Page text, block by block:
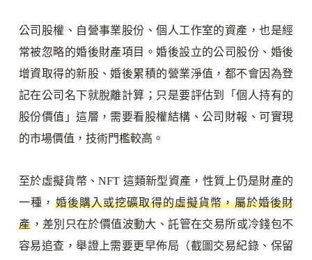
公司股權、自營事業股份、個人工作室的資產，也是經
常被忽略的婚後財產項目。婚後設立的公司股份、婚後
增資取得的新股、婚後累積的營業淨值，都不會因為登
記在公司名下就脫離計算；只是要評估到「個人持有的
股份價值」這層，需要看股權結構、公司財報、可實現
的市場價值，技術門檻較高。
至於虛擬貨幣、NFT 這類新型資產，性質上仍是財產的
一種，婚後購入或挖礦取得的虛擬貨幣，屬於婚後財
產，差別只在於價值波動大、託管在交易所或冷錢包不
容易追查，舉證上需要更早佈局（截圖交易紀錄、保留